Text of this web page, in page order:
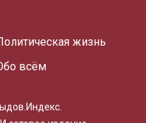
жизнь
всём